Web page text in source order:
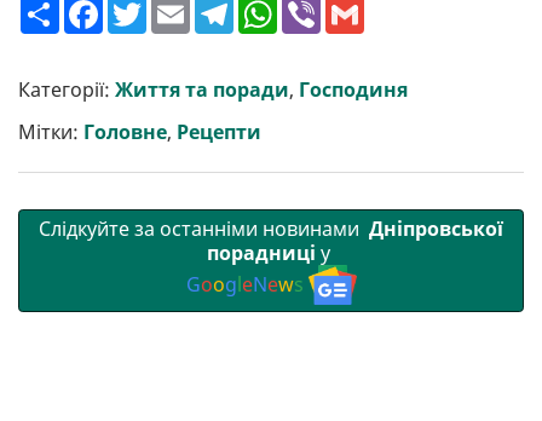
П
о
р
и
т
и
F
a
b
o
o
k
T
w
t
e
r
E
m
l
T
e
g
r
a
m
W
h
s
A
V
r l
Категорії: Життя та поради, Господиня
Мітки: Головне, Рецепти
Слідкуйте за останніми новинами Дніпровської
порадниці у
GoogleNews